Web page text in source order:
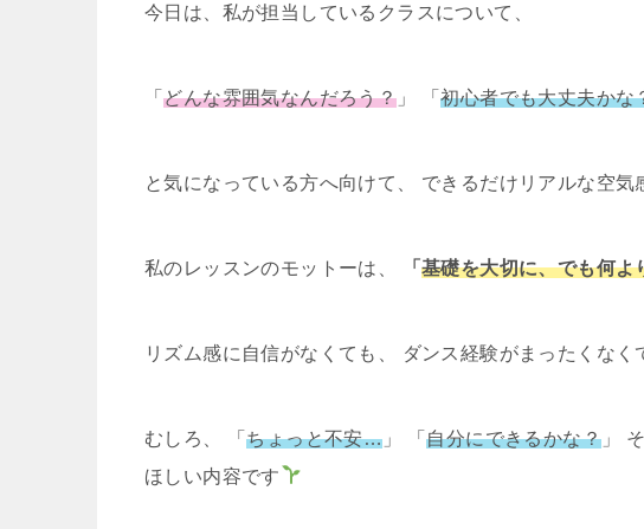
今日は、私が担当しているクラスについて、
「どんな雰囲気なんだろう？ 」 「初心者でも大丈夫かな
と気になっている方へ向けて、 できるだけリアルな空
私のレッスンのモットーは、 「基礎を大切に、でも何よ
リズム感に自信がなくても、 ダンス経験がまったくなく
むしろ、 「ちょっと不安… 」 「自分にできるかな？ 」
ほしい内容です